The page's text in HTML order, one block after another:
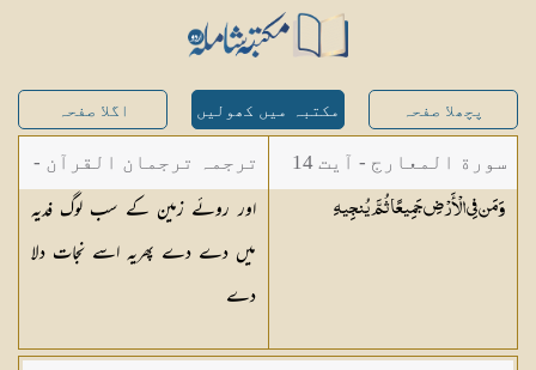
پچھلا صفحہ مکتبہ میں کھولیں اگلا صفحہ
سورة المعارج - آیت 14
وَمَن فِي الْأَرْضِ جَمِيعًا ثُمَّيُنجِيهِ
ترجمہ ترجمان القرآن -
مولانا ابوالکلام آزاد
اور روئے زمین کے سب لوگ فدیہ
میں دے دے پھریہ اسے نجات دلا
دے